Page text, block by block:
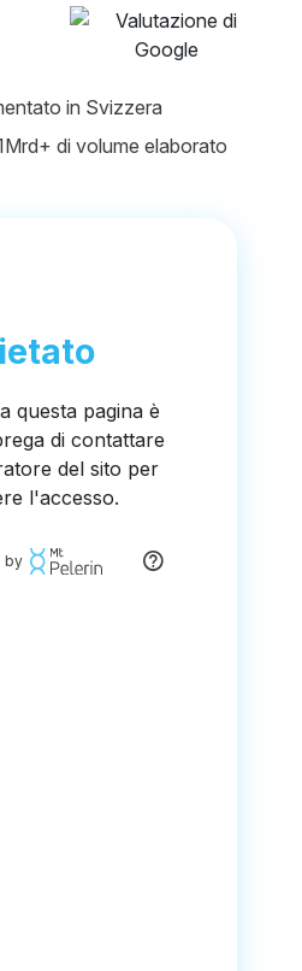
in Svizzera
di volume elaborato